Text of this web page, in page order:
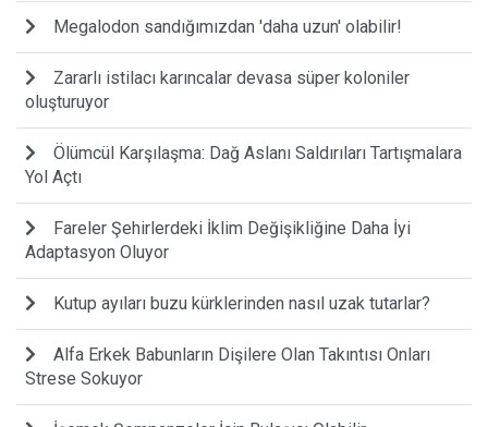
Megalodon sandığımızdan 'daha uzun' olabilir!
Zararlı istilacı karıncalar devasa süper koloniler
oluşturuyor
Ölümcül Karşılaşma: Dağ Aslanı Saldırıları Tartışmalara
Yol Açtı
Fareler Şehirlerdeki İklim Değişikliğine Daha İyi
Adaptasyon Oluyor
Kutup ayıları buzu kürklerinden nasıl uzak tutarlar?
Alfa Erkek Babunların Dişilere Olan Takıntısı Onları
Strese Sokuyor